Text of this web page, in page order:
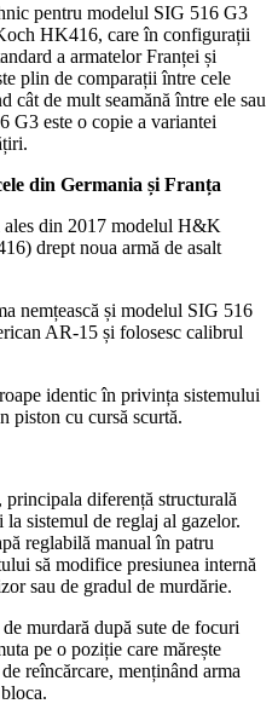
pentru modelul SIG 516 G3
HK416, care în configurații
a armatelor Franței și
plin de comparații între cele
cât de mult seamănă între ele sau
G3 este o copie a variantei
din Germania și Franța
ales din 2017 modelul H&K
drept noua armă de asalt
nemțească și modelul SIG 516
AR-15 și folosesc calibrul
identic în privința sistemului
piston cu cursă scurtă.
diferență structurală
sistemul de reglaj al gazelor.
reglabilă manual în patru
să modifice presiunea internă
sau de gradul de murdărie.
murdară după sute de focuri
pe o poziție care mărește
reîncărcare, menținând arma